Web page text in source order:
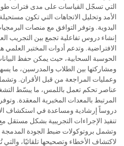
التي تسجّل القياسات على مدى فترات
الأمد وتحليل الاتجاهات التي تكون
اليدوية. وتوفر التوافق مع منصات
إنشاء دروس تفاعلية تجمع بين التجريب
الافتراضية. وتدعم أدوات المختبر العلمي
الحوسبة السحابية، حيث يمكن حفظ
ومشاركتها بين الطلاب والمدرسين، ما
وعمليات المراجعة من قبل الأقران.
عناصر تحكم تعمل باللمس، ما يبسّط
المرتبط بالمعدات المخبرية المعقدة.
دروساً إرشادية ومساعدة في استكشاف
تنفيذ الإجراءات التجريبية بشكل مستقل
وتشمل بروتوكولات ضبط الجودة المدمجة
لاكتشاف الأخطاء وتصحيحها تلقائيًا،